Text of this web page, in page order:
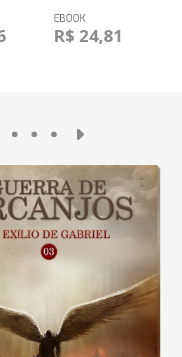
EBOOK
R$ 24,81